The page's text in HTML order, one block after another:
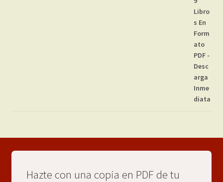
Hazte con una copia en PDF de tu